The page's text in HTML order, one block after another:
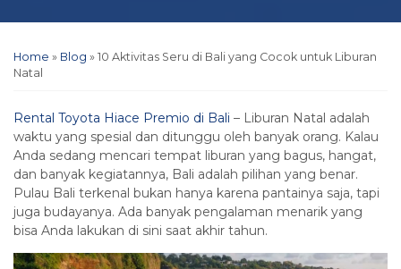
Home » Blog » 10 Aktivitas Seru di Bali yang Cocok untuk Liburan
Natal
Rental Toyota Hiace Premio di Bali – Liburan Natal adalah
waktu yang spesial dan ditunggu oleh banyak orang. Kalau
Anda sedang mencari tempat liburan yang bagus, hangat,
dan banyak kegiatannya, Bali adalah pilihan yang benar.
Pulau Bali terkenal bukan hanya karena pantainya saja, tapi
juga budayanya. Ada banyak pengalaman menarik yang
bisa Anda lakukan di sini saat akhir tahun.